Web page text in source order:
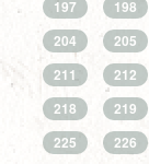
197
198
204
205
211
212
218
219
225
226